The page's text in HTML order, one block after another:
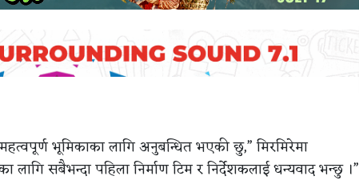
भूमिकाका लागि अनुबन्धित भएकी छु,” मिरमिरेमा
सबैभन्दा पहिला निर्माण टिम र निर्देशकलाई धन्यवाद भन्छु ।”